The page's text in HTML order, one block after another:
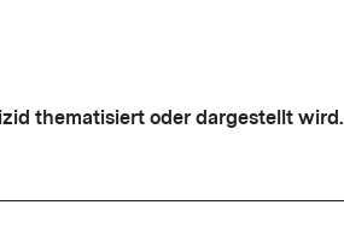
thematisiert oder dargestellt wird.